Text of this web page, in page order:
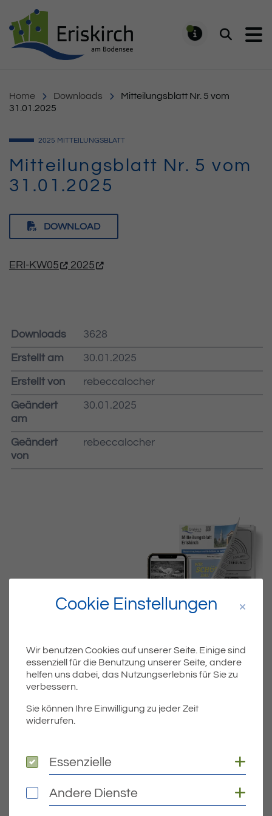
Suchen
Home Downloads
Mitteilungsblatt Nr. 5 vom
31.01.2025
2025 MITTEILUNGSBLATT
Mitteilungsblatt Nr. 5 vom
31.01.2025
DOWNLOAD
ERI-KW05 2025
Downloads 3628
Erstellt am 30.01.2025
Erstellt von rebeccalocher
Geändert
am
30.01.2025
Geändert
von
rebeccalocher
Dateiname
Dateityp PDF
DOWNLOAD
Cookie Einstellungen
Wir benutzen Cookies auf unserer Seite. Einige sind
essenziell für die Benutzung unserer Seite, andere
helfen uns dabei, das Nutzungserlebnis für Sie zu
verbessern.
Sie können Ihre Einwilligung zu jeder Zeit
widerrufen.
Essenzielle
Essenzielle
Andere Dienste
Andere Dienste